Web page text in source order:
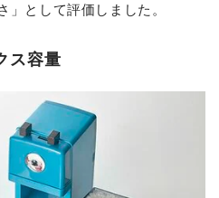
として評価しました。
ス容量